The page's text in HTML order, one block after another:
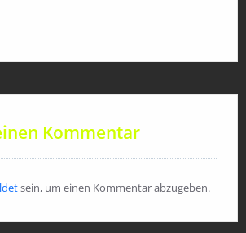
Kommentar
sein, um einen Kommentar abzugeben.